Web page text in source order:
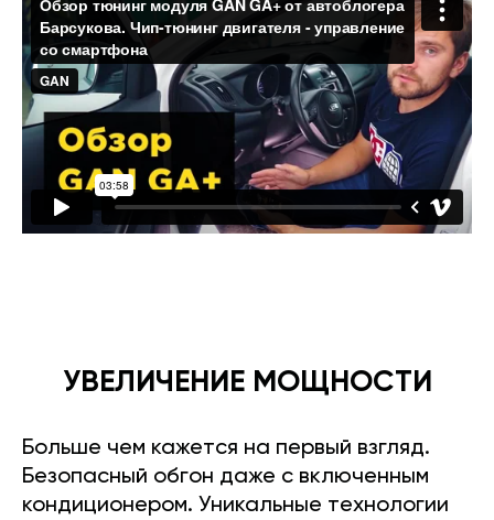
УВЕЛИЧЕНИЕ МОЩНОСТИ
Больше чем кажется на первый взгляд.
Безопасный обгон даже с включенным
кондиционером. Уникальные технологии